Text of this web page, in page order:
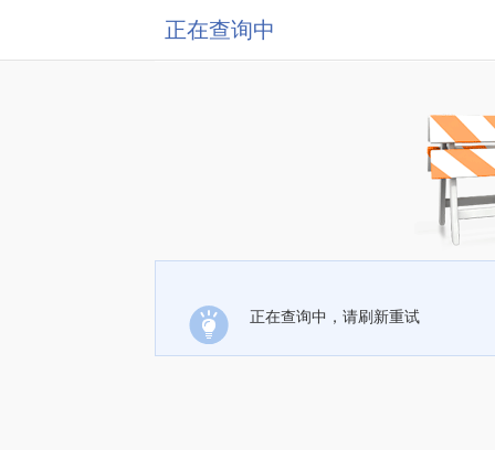
正在查询中
正在查询中，请刷新重试